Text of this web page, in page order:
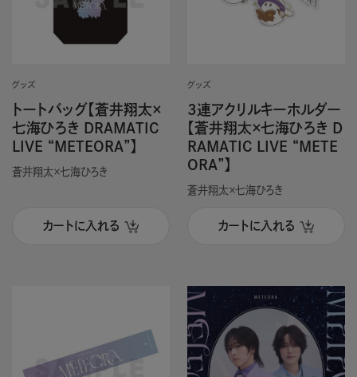
グッズ
トートバッグ【蒼井翔太×
七海ひろき DRAMATIC
LIVE “METEORA”】
蒼井翔太×七海ひろき
カートに入れる
グッズ
3連アクリルキーホルダー
【蒼井翔太×七海ひろき D
RAMATIC LIVE “METE
ORA”】
蒼井翔太×七海ひろき
カートに入れる